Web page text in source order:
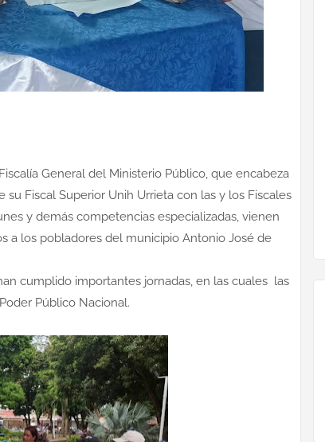
General del Ministerio Público, que encabeza
Fiscal Superior Unih Urrieta con las y los Fiscales
y demás competencias especializadas, vienen
a los pobladores del municipio Antonio José de
cumplido importantes jornadas, en las cuales las
Público Nacional.